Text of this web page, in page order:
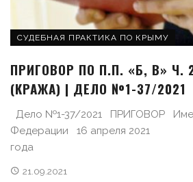
СУДЕБНАЯ ПРАКТИКА ПО КРЫМУ
ПРИГОВОР ПО П.П. «Б, В» Ч.
(КРАЖА) | ДЕЛО №1-37/2021
Дело №1-37/2021 ПРИГОВОР
Федерации 16 апреля 2021
года
21.09.2021